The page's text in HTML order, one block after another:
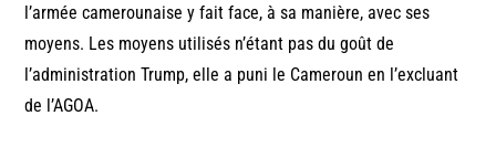
l’armée camerounaise y fait face, à sa manière, avec ses
moyens. Les moyens utilisés n’étant pas du goût de
l’administration Trump, elle a puni le Cameroun en l’excluant
de l’AGOA.